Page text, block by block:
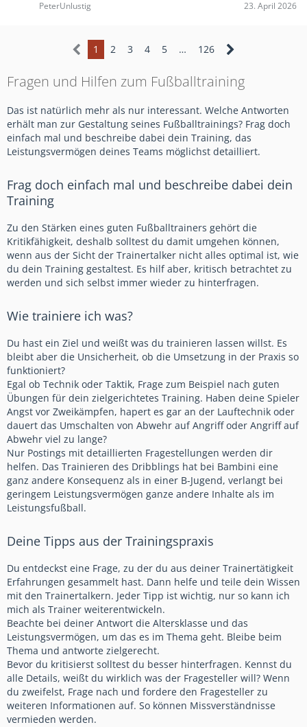
PeterUnlustig 23. April 2026
1 2 3 4 5 … 126
Fragen und Hilfen zum Fußballtraining
Das ist natürlich mehr als nur interessant. Welche Antworten
erhält man zur Gestaltung seines Fußballtrainings? Frag doch
einfach mal und beschreibe dabei dein Training, das
Leistungsvermögen deines Teams möglichst detailliert.
Frag doch einfach mal und beschreibe dabei dein
Training
Zu den Stärken eines guten Fußballtrainers gehört die
Kritikfähigkeit, deshalb solltest du damit umgehen können,
wenn aus der Sicht der Trainertalker nicht alles optimal ist, wie
du dein Training gestaltest. Es hilf aber, kritisch betrachtet zu
werden und sich selbst immer wieder zu hinterfragen.
Wie trainiere ich was?
Du hast ein Ziel und weißt was du trainieren lassen willst. Es
bleibt aber die Unsicherheit, ob die Umsetzung in der Praxis so
funktioniert?
Egal ob Technik oder Taktik, Frage zum Beispiel nach guten
Übungen für dein zielgerichtetes Training. Haben deine Spieler
Angst vor Zweikämpfen, hapert es gar an der Lauftechnik oder
dauert das Umschalten von Abwehr auf Angriff oder Angriff auf
Abwehr viel zu lange?
Nur Postings mit detaillierten Fragestellungen werden dir
helfen. Das Trainieren des Dribblings hat bei Bambini eine
ganz andere Konsequenz als in einer B-Jugend, verlangt bei
geringem Leistungsvermögen ganze andere Inhalte als im
Leistungsfußball.
Deine Tipps aus der Trainingspraxis
Du entdeckst eine Frage, zu der du aus deiner Trainertätigkeit
Erfahrungen gesammelt hast. Dann helfe und teile dein Wissen
mit den Trainertalkern. Jeder Tipp ist wichtig, nur so kann ich
mich als Trainer weiterentwickeln.
Beachte bei deiner Antwort die Altersklasse und das
Leistungsvermögen, um das es im Thema geht. Bleibe beim
Thema und antworte zielgerecht.
Bevor du kritisierst solltest du besser hinterfragen. Kennst du
alle Details, weißt du wirklich was der Fragesteller will? Wenn
du zweifelst, Frage nach und fordere den Fragesteller zu
weiteren Informationen auf. So können Missverständnisse
vermieden werden.